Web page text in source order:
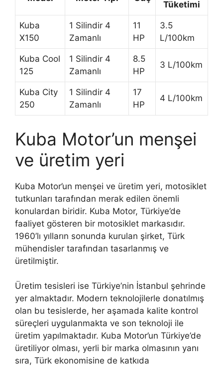
Tüketimi
Kuba
X150
1 Silindir 4
Zamanlı
11
HP
3.5
L/100km
Kuba Cool
125
1 Silindir 4
Zamanlı
8.5
HP
3 L/100km
Kuba City
250
1 Silindir 4
Zamanlı
17
HP
4 L/100km
Kuba Motor’un menşei
ve üretim yeri
Kuba Motor’un menşei ve üretim yeri, motosiklet
tutkunları tarafından merak edilen önemli
konulardan biridir. Kuba Motor, Türkiye’de
faaliyet gösteren bir motosiklet markasıdır.
1960’lı yılların sonunda kurulan şirket, Türk
mühendisler tarafından tasarlanmış ve
üretilmiştir.
Üretim tesisleri ise Türkiye’nin İstanbul şehrinde
yer almaktadır. Modern teknolojilerle donatılmış
olan bu tesislerde, her aşamada kalite kontrol
süreçleri uygulanmakta ve son teknoloji ile
üretim yapılmaktadır. Kuba Motor’un Türkiye’de
üretiliyor olması, yerli bir marka olmasının yanı
sıra, Türk ekonomisine de katkıda